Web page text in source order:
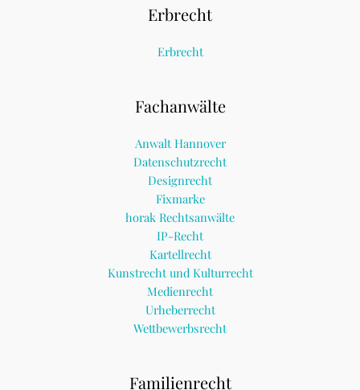
Erbrecht
Erbrecht
Fachanwälte
Anwalt Hannover
Datenschutzrecht
Designrecht
Fixmarke
horak Rechtsanwälte
IP-Recht
Kartellrecht
Kunstrecht und Kulturrecht
Medienrecht
Urheberrecht
Wettbewerbsrecht
Familienrecht